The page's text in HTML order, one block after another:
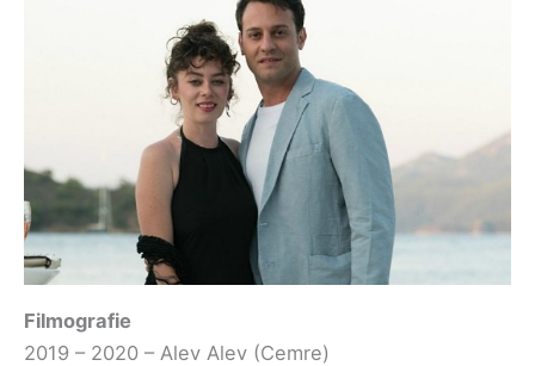
Filmografie
2019 – 2020 – Alev Alev (Cemre)